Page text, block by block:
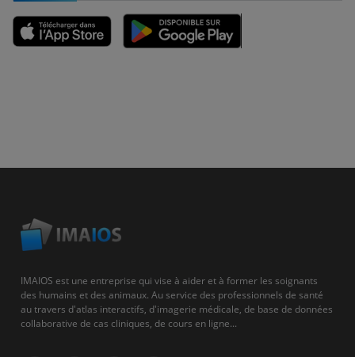
IMAIOS est une entreprise qui vise à aider et à former les soignants
des humains et des animaux. Au service des professionnels de santé
au travers d'atlas interactifs, d'imagerie médicale, de base de données
collaborative de cas cliniques, de cours en ligne...